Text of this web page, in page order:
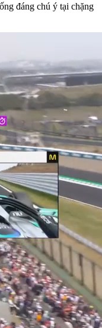
đáng chú ý tại chặng